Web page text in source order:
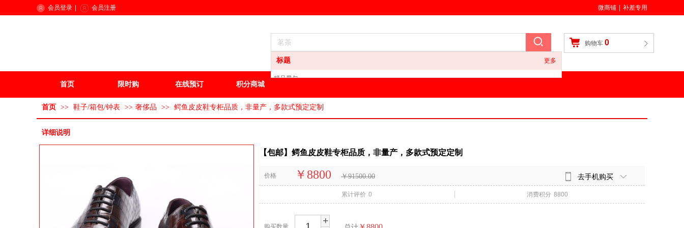
标题 更多
精品男包
白酒
其它特产
方便食品
购物车 0
会员登录 会员注册 微商铺 补差专用
首页 限时购 在线预订 积分商城
首页 >> 鞋子/箱包/钟表 >> 奢侈品 >> 鳄鱼皮皮鞋专柜品质，非量产，多款式预定定制
详细说明
【包邮】鳄鱼皮皮鞋专柜品质，非量产，多款式预定定制
去手机购买
价格 ￥8800 ￥91500.00
累计评价 0 消费积分 8800
购买数量
+